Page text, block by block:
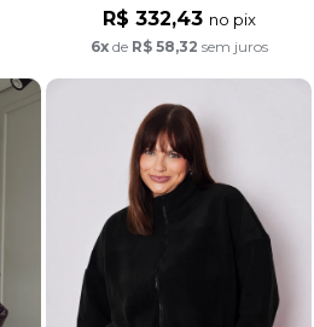
R$ 332,43 no pix
6xde R$ 58,32 sem juros